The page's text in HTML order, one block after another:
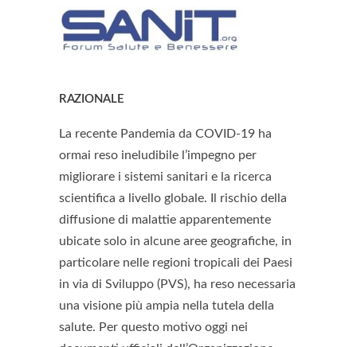
RAZIONALE
La recente Pandemia da COVID-19 ha
ormai reso ineludibile l’impegno per
migliorare i sistemi sanitari e la ricerca
scientifica a livello globale. Il rischio della
diffusione di malattie apparentemente
ubicate solo in alcune aree geografiche, in
particolare nelle regioni tropicali dei Paesi
in via di Sviluppo (PVS), ha reso necessaria
una visione più ampia nella tutela della
salute. Per questo motivo oggi nei